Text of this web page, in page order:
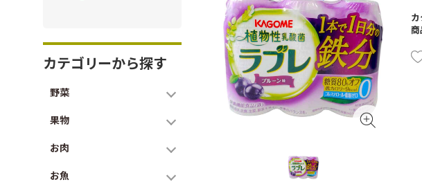
カテゴリーから探す
野菜
果物
お肉
お魚
商